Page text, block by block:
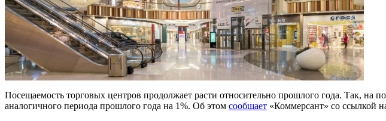
Посещаемость торговых центров продолжает расти относительно прошлого года. Так, на
аналогичного периода прошлого года на 1%. Об этом сообщает «Коммерсант» со ссылкой